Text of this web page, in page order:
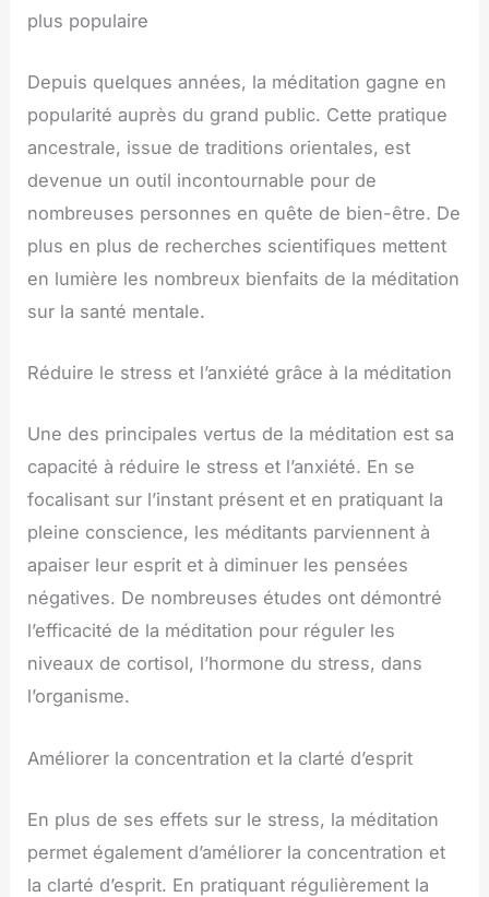
plus populaire
Depuis quelques années, la méditation gagne en
popularité auprès du grand public. Cette pratique
ancestrale, issue de traditions orientales, est
devenue un outil incontournable pour de
nombreuses personnes en quête de bien-être. De
plus en plus de recherches scientifiques mettent
en lumière les nombreux bienfaits de la méditation
sur la santé mentale.
Réduire le stress et l’anxiété grâce à la méditation
Une des principales vertus de la méditation est sa
capacité à réduire le stress et l’anxiété. En se
focalisant sur l’instant présent et en pratiquant la
pleine conscience, les méditants parviennent à
apaiser leur esprit et à diminuer les pensées
négatives. De nombreuses études ont démontré
l’efficacité de la méditation pour réguler les
niveaux de cortisol, l’hormone du stress, dans
l’organisme.
Améliorer la concentration et la clarté d’esprit
En plus de ses effets sur le stress, la méditation
permet également d’améliorer la concentration et
la clarté d’esprit. En pratiquant régulièrement la